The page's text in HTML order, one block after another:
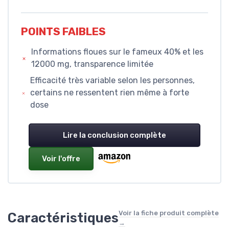
POINTS FAIBLES
Informations floues sur le fameux 40% et les
12000 mg, transparence limitée
Efficacité très variable selon les personnes,
certains ne ressentent rien même à forte
dose
Lire la conclusion complète
Voir l'offre
CaractéristiquesVoir la fiche produit complète
→